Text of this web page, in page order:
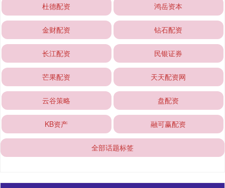
杜德配资 鸿岳资本
金财配资 钻石配资
长江配资 民银证券
芒果配资 天天配资网
云谷策略 盘配资
KB资产 融可赢配资
全部话题标签